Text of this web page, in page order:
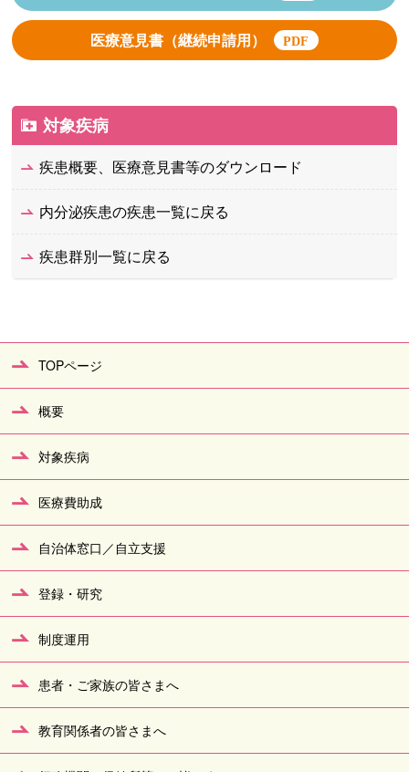
医療意見書（継続申請用）
対象疾病
疾患概要、医療意見書等のダウンロード
内分泌疾患の疾患一覧に戻る
疾患群別一覧に戻る
TOPページ
概要
対象疾病
医療費助成
自治体窓口／自立支援
登録・研究
制度運用
患者・ご家族の皆さまへ
教育関係者の皆さまへ